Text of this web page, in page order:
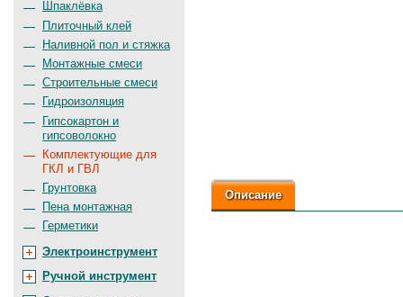
Описание
Шпаклёвка
Плиточный клей
Наливной пол и стяжка
Монтажные смеси
Строительные смеси
Гидроизоляция
Гипсокартон и
гипсоволокно
Комплектующие для
ГКЛ и ГВЛ
Грунтовка
Пена монтажная
Герметики
Электроинструмент
Ручной инструмент